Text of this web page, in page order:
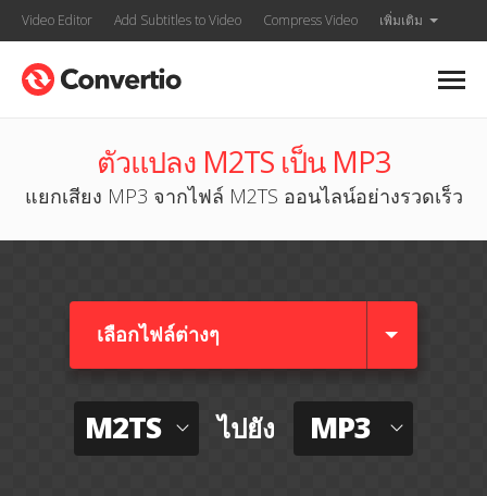
Video Editor Add Subtitles to Video Compress Video เพิ่มเติม
ตัวแปลง M2TS เป็น MP3
แยกเสียง MP3 จากไฟล์ M2TS ออนไลน์อย่างรวดเร็ว
เลือกไฟล์ต่างๆ​
M2TS ไปยัง MP3